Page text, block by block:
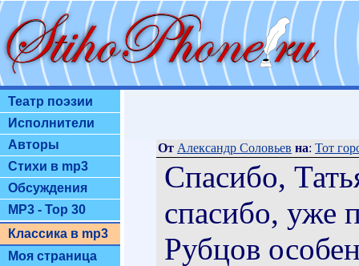
Театр поэзии
Исполнители
Авторы
Стихи в mp3
Обсуждения
MP3 - Top 30
Классика в mp3
Моя страница
От Александр Соловьев на: Тот
Спасибо,
спасибо, уже
Рубцов